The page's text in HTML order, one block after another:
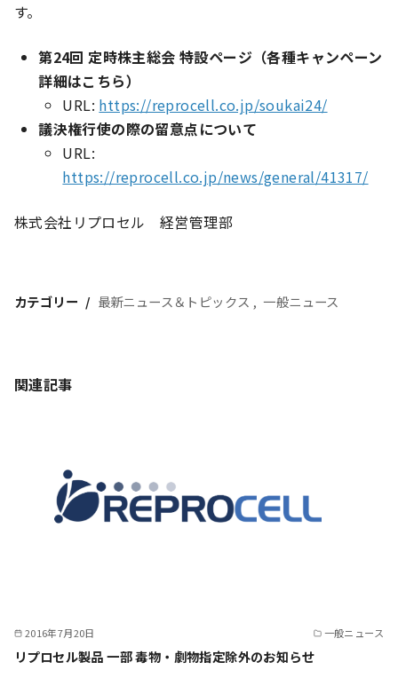
す。
第24回 定時株主総会 特設ページ（各種キャンペーン
詳細はこちら）
URL: https://reprocell.co.jp/soukai24/
議決権行使の際の留意点について
URL:
https://reprocell.co.jp/news/general/41317/
株式会社リプロセル 経営管理部
カテゴリー 最新ニュース＆トピックス 一般ニュース
関連記事
2016年7月20日 一般ニュース
リプロセル製品 一部 毒物・劇物指定除外のお知らせ